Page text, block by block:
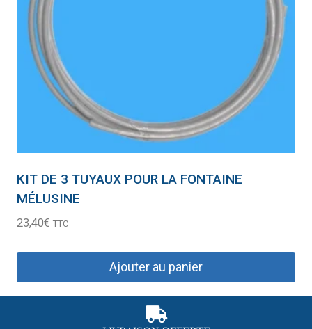
KIT DE 3 TUYAUX POUR LA FONTAINE
MÉLUSINE
23,40€ TTC
Ajouter au panier